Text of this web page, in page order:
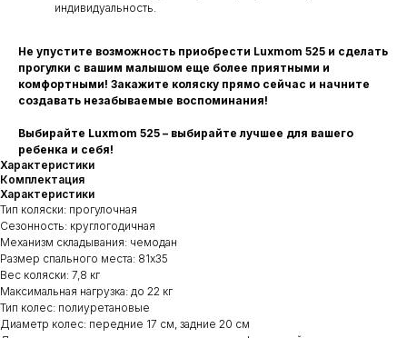
индивидуальность.
Не упустите возможность приобрести Luxmom 525 и сделать
прогулки с вашим малышом еще более приятными и
комфортными! Закажите коляску прямо сейчас и начните
создавать незабываемые воспоминания!
Выбирайте Luxmom 525 – выбирайте лучшее для вашего
ребенка и себя!
Характеристики
Комплектация
Характеристики
Тип коляски: прогулочная
Сезонность: круглогодичная
Механизм складывания: чемодан
Размер спального места: 81х35
Вес коляски: 7,8 кг
Максимальная нагрузка: до 22 кг
Тип колес: полиуретановые
Диаметр колес: передние 17 см, задние 20 см